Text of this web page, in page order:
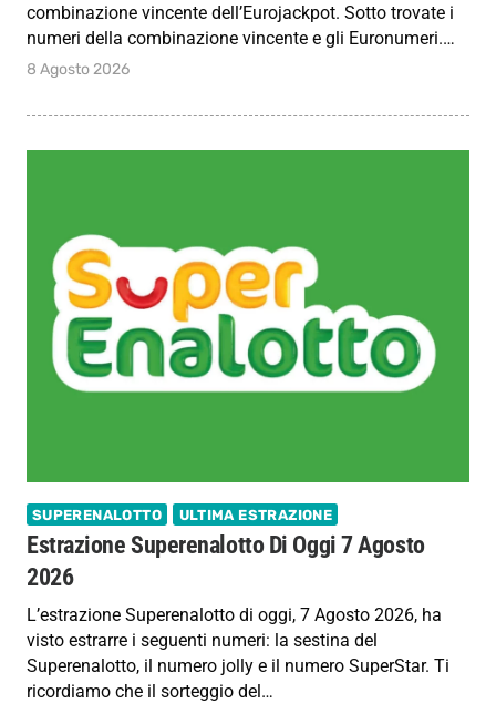
combinazione vincente dell’Eurojackpot. Sotto trovate i
numeri della combinazione vincente e gli Euronumeri.…
8 Agosto 2026
SUPERENALOTTO ULTIMA ESTRAZIONE
Estrazione Superenalotto Di Oggi 7 Agosto
2026
L’estrazione Superenalotto di oggi, 7 Agosto 2026, ha
visto estrarre i seguenti numeri: la sestina del
Superenalotto, il numero jolly e il numero SuperStar. Ti
ricordiamo che il sorteggio del…